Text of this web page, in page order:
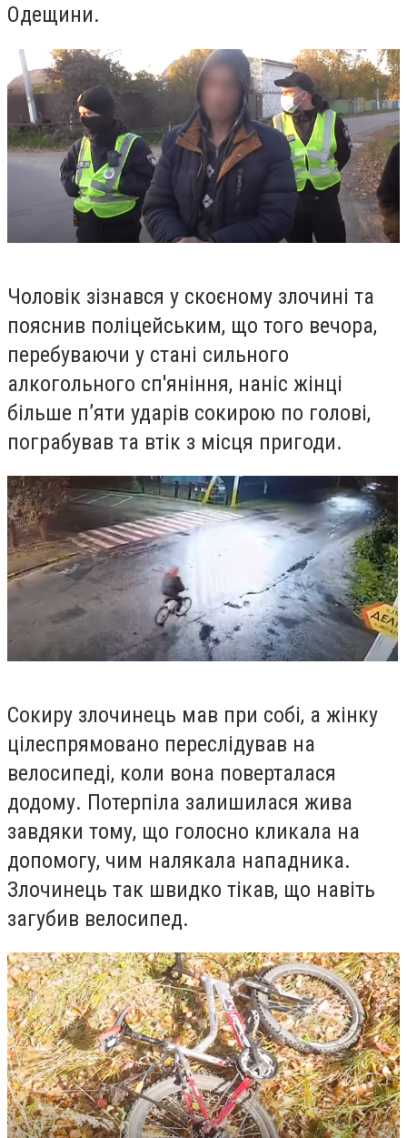
Одещини.
Чоловік зізнався у скоєному злочині та
пояснив поліцейським, що того вечора,
перебуваючи у стані сильного
алкогольного сп'яніння, наніс жінці
більше п’яти ударів сокирою по голові,
пограбував та втік з місця пригоди.
Сокиру злочинець мав при собі, а жінку
цілеспрямовано переслідував на
велосипеді, коли вона поверталася
додому. Потерпіла залишилася жива
завдяки тому, що голосно кликала на
допомогу, чим налякала нападника.
Злочинець так швидко тікав, що навіть
загубив велосипед.